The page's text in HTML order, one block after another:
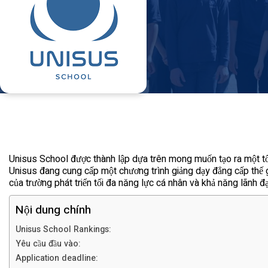
Unisus Schoolđược thành lập dựa trên mong muốn tạo ra một
Unisus đang cung cấp một chương trình giảng dạy đẳng cấp
của trường phát triển tối đa năng lực cá nhân và khả năng lãnh
Nội dung chính
Unisus School Rankings:
Yêu cầu đầu vào:
Application deadline: